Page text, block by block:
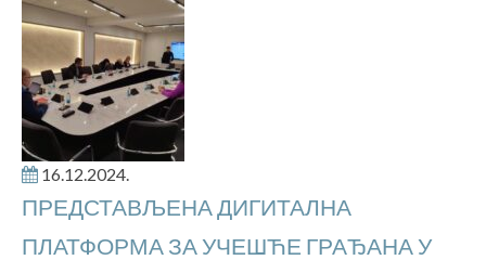
16.12.2024.
ПРЕДСТАВЉЕНА ДИГИТАЛНА
ПЛАТФОРМА ЗА УЧЕШЋЕ ГРАЂАНА У